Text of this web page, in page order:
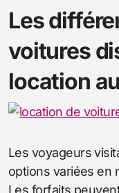
Les
voitures
location
Les voyageurs
options variées en
Les forfaits